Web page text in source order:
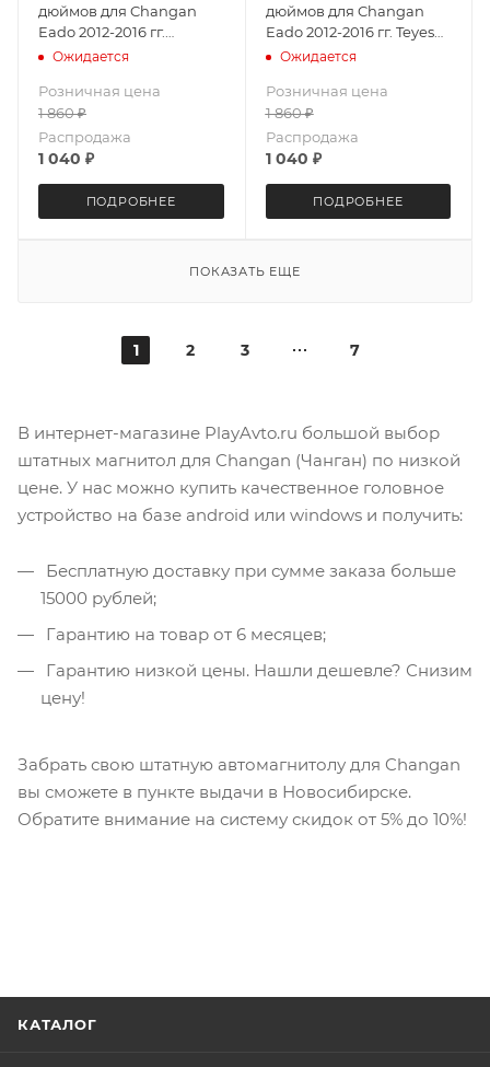
дюймов для Changan
Eado 2012-2016 гг.
MEKEDE M6 Pro 4031-
Ожидается
Розничная цена
1 860₽
Распродажа
1 040 ₽
ПОДРОБНЕЕ
дюймов для Changan
Eado 2012-2016 гг. Teyes
CC3 4031-5602 2K экран
Ожидается
Розничная цена
1 860₽
Распродажа
1 040 ₽
ПОДРОБНЕЕ
ПОКАЗАТЬ ЕЩЕ
1 2 3 7
В интернет-магазине PlayAvto.ru большой выбор
штатных магнитол для Changan (Чанган) по низкой
цене. У нас можно купить качественное головное
устройство на базе android или windows и получить:
Бесплатную доставку при сумме заказа больше
15000 рублей;
Гарантию на товар от 6 месяцев;
Гарантию низкой цены. Нашли дешевле? Снизим
цену!
Забрать свою штатную автомагнитолу для Changan
вы сможете в пункте выдачи в Новосибирске.
Обратите внимание на систему скидок от 5% до 10%!
КАТАЛОГ